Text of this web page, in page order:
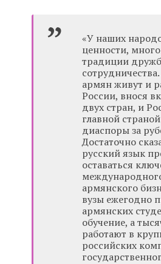
«У наших
ценности,
традиции
армян живут и
России, внося
двух стран, и
главной
диаспоры за
Достаточно
русский язык
оставаться
армянского
вузы ежегодно
армянских
обучение, а
работают в
российских